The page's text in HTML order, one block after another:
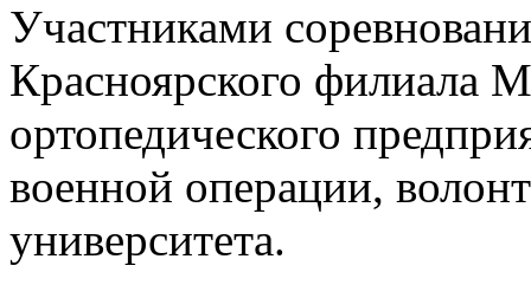
Участниками
Красноярского филиала
ортопедического
военной операции,
университета.